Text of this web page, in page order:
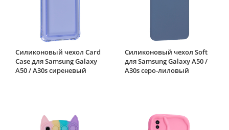
Силиконовый чехол Card
Case для Samsung Galaxy
A50 / A30s сиреневый
Силиконовый чехол Soft
для Samsung Galaxy A50 /
A30s серо-лиловый